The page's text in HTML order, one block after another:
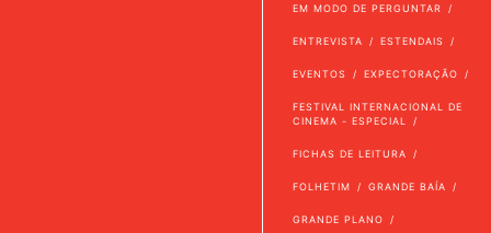
EM MODO DE PERGUNTAR
ENTREVISTA ESTENDAIS
EVENTOS EXPECTORAÇÃO
FESTIVAL INTERNACIONAL DE
CINEMA - ESPECIAL
FICHAS DE LEITURA
FOLHETIM GRANDE BAÍA
GRANDE PLANO